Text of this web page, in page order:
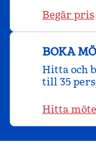
Begär pris
BOKA
Hitta och
till 35
Hitta